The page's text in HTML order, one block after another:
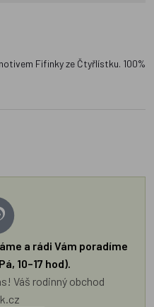
Fifinky ze Čtyřlístku. 100%
a rádi Vám poradíme
10–17 hod).
Váš rodinný obchod